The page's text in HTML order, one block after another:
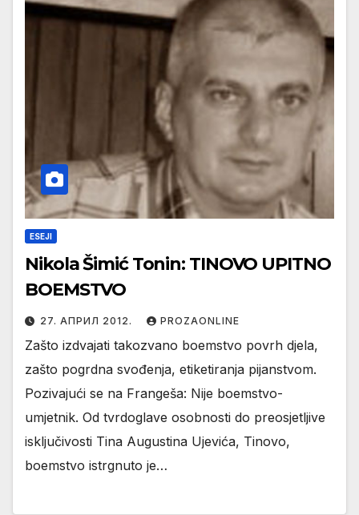
ESEJI
Nikola Šimić Tonin: TINOVO UPITNO
BOEMSTVO
27. АПРИЛ 2012. PROZAONLINE
Zašto izdvajati takozvano boemstvo povrh djela,
zašto pogrdna svođenja, etiketiranja pijanstvom.
Pozivajući se na Frangeša: Nije boemstvo-
umjetnik. Od tvrdoglave osobnosti do preosjetljive
isključivosti Tina Augustina Ujevića, Tinovo,
boemstvo istrgnuto je…